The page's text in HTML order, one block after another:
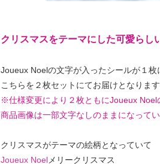
クリスマスをテーマにした可愛らし
Joueux Noelの文字が入ったシールが１枚
こちらを２枚セットにてお届けとなります
※仕様変更により２枚ともにJoueux Noel
商品画像は一部文字なしのままになって
クリスマスがテーマの絵柄となっていて
Joueux Noel メリークリスマス